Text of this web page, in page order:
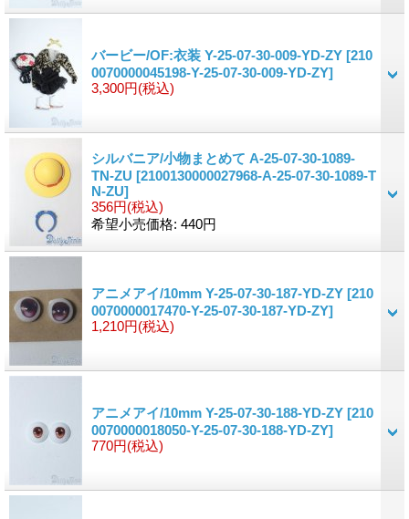
バービー/OF:衣装 Y-25-07-30-009-YD-ZY [210
0070000045198-Y-25-07-30-009-YD-ZY]
3,300円(税込)
シルバニア/小物まとめて A-25-07-30-1089-
TN-ZU [2100130000027968-A-25-07-30-1089-T
N-ZU]
356円(税込)
希望小売価格: 440円
アニメアイ/10mm Y-25-07-30-187-YD-ZY [210
0070000017470-Y-25-07-30-187-YD-ZY]
1,210円(税込)
アニメアイ/10mm Y-25-07-30-188-YD-ZY [210
0070000018050-Y-25-07-30-188-YD-ZY]
770円(税込)